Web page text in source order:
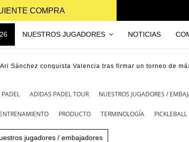
COMPRA
NUESTROS JUGADORES NOTICIAS
Ari Sánchez conquista Valencia tras firmar un torneo de
ADIDAS PADEL TOUR NUESTROS JUGADORES /
PRODUCTO TERMINOLOGÍA PICKLEBALL
jugadores / embajadores